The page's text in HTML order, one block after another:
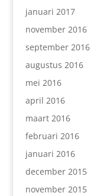
januari 2017
november 2016
september 2016
augustus 2016
mei 2016
april 2016
maart 2016
februari 2016
januari 2016
december 2015
november 2015